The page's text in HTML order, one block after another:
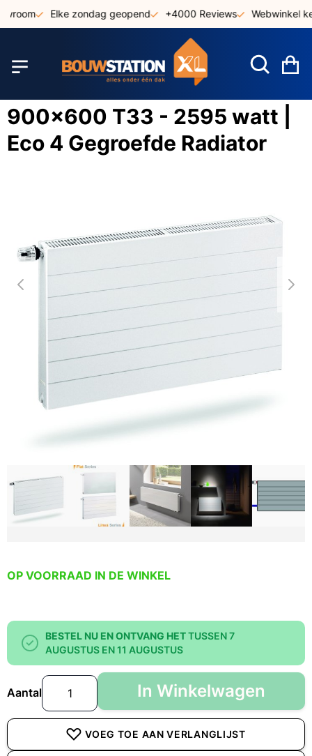
naar
Elke zondag geopend +4000 Reviews Webwinkel
900x600 T33 - 2595 watt |
Eco 4 Gegroefde Radiator
OP VOORRAAD IN DE WINKEL
BESTEL NU EN ONTVANG HETTUSSEN 7
AUGUSTUS EN 11 AUGUSTUS
Aantal In Winkelwagen
VOEG TOE AAN VERLANGLIJST